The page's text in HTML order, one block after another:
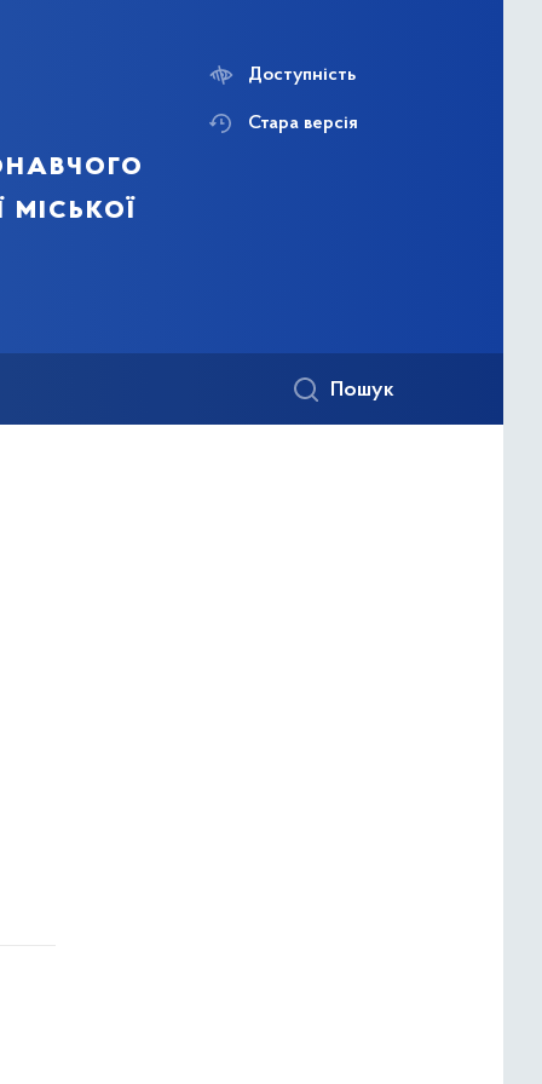
міської
Доступність
Стара версія
Пошук